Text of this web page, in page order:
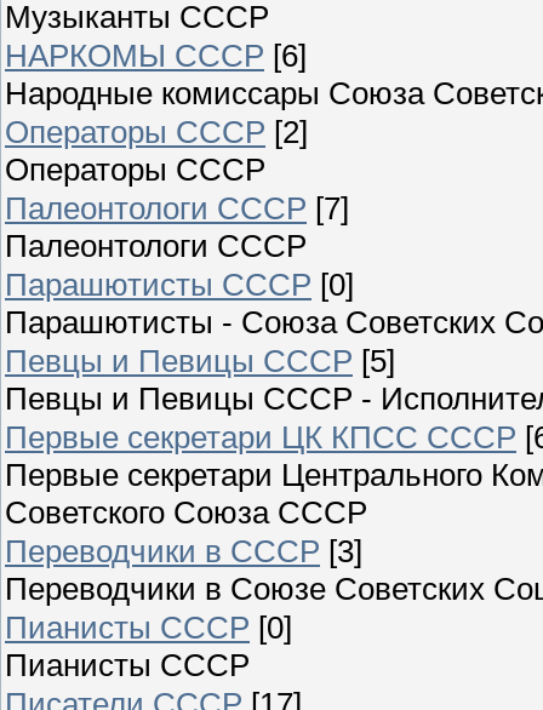
Музыканты СССР
НАРКОМЫ СССР [6]
Народные комиссары Союза
Операторы СССР [2]
Операторы СССР
Палеонтологи СССР [7]
Палеонтологи СССР
Парашютисты СССР [0]
Парашютисты - Союза Советских
Певцы и Певицы СССР [5]
Певцы и Певицы СССР -
Первые секретари ЦК КПСС СССР
Первые секретари Центрального
Советского Союза СССР
Переводчики в СССР [3]
Переводчики в Союзе Советских
Пианисты СССР [0]
Пианисты СССР